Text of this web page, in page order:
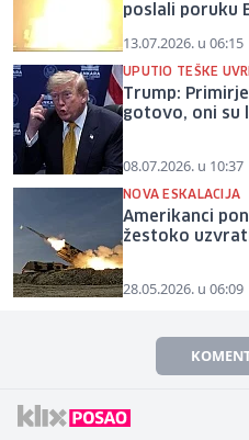
poslali poruku
13.07.2026. u 06:15
UPUTIO TEŠKE
Trump:
gotovo, oni su
08.07.2026. u 10:37
NOVA ESKALACIJA
Amerikanci
žestoko
28.05.2026. u 06:09